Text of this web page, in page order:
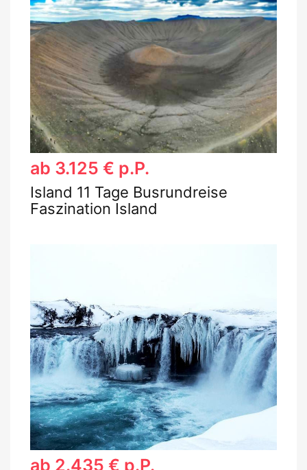
ab 3.125 € p.P.
Island 11 Tage Busrundreise
Faszination Island
ab 2.435 € p.P.